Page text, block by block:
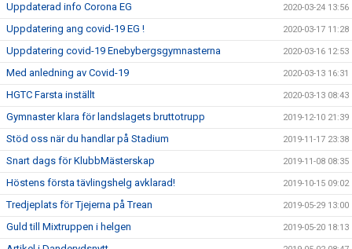
Uppdaterad info Corona EG 2020-03-24 13:56
Uppdatering ang covid-19 EG ! 2020-03-17 11:28
Uppdatering covid-19 Enebybergsgymnasterna 2020-03-16 12:53
Med anledning av Covid-19 2020-03-13 16:31
HGTC Farsta inställt 2020-03-13 08:43
Gymnaster klara för landslagets bruttotrupp 2019-12-10 21:39
Stöd oss när du handlar på Stadium 2019-11-17 23:38
Snart dags för KlubbMästerskap 2019-11-08 08:35
Höstens första tävlingshelg avklarad! 2019-10-15 09:02
Tredjeplats för Tjejerna på Trean 2019-05-29 13:00
Guld till Mixtruppen i helgen 2019-05-20 18:13